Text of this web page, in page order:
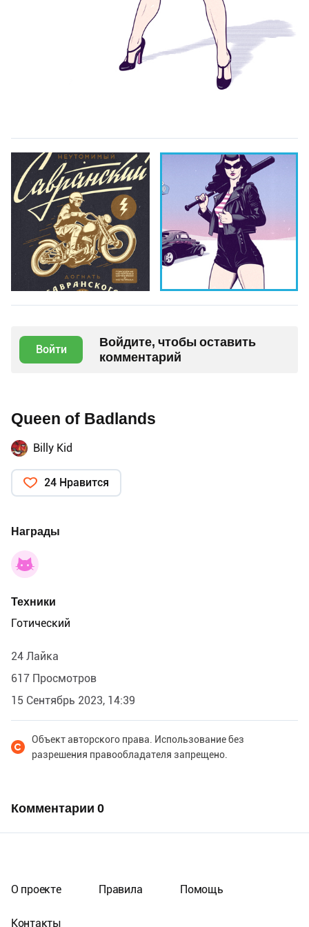
Войти
Войдите, чтобы оставить
комментарий
Queen of Badlands
Billy Kid
24 Нравится
Награды
Техники
Готический
24 Лайка
617 Просмотров
15 Сентябрь 2023, 14:39
Объект авторского права. Использование без
разрешения правообладателя запрещено.
Комментарии 0
О проекте Правила Помощь
Контакты